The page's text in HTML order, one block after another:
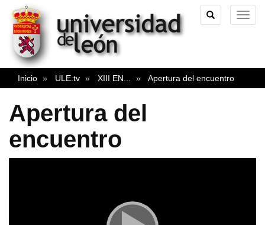
TOGGLE
SEARCH
Inicio ULE.tv XIII EN Apertura del encuentro
Apertura del
encuentro